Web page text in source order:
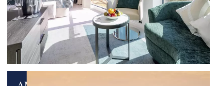
Volle
Leidenschaft
voraus